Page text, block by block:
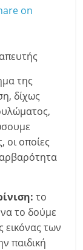
on
της
δίχως
οι οποίες
το
το δούμε
εικόνας των
παιδική